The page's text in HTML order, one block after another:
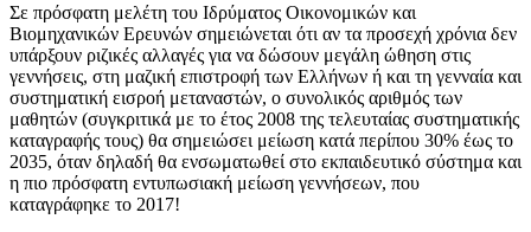
Σε πρόσφατη μελέτη του Ιδρύματος Οικονομικών και
Βιομηχανικών Ερευνών σημειώνεται ότι αν τα προσεχή χρόνια δεν
υπάρξουν ριζικές αλλαγές για να δώσουν μεγάλη ώθηση στις
γεννήσεις, στη μαζική επιστροφή των Ελλήνων ή και τη γενναία και
συστηματική εισροή μεταναστών, ο συνολικός αριθμός των
μαθητών (συγκριτικά με το έτος 2008 της τελευταίας συστηματικής
καταγραφής τους) θα σημειώσει μείωση κατά περίπου 30% έως το
2035, όταν δηλαδή θα ενσωματωθεί στο εκπαιδευτικό σύστημα και
η πιο πρόσφατη εντυπωσιακή μείωση γεννήσεων, που
καταγράφηκε το 2017!